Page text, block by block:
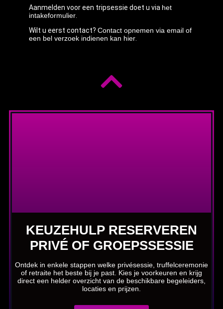
Aanmelden voor een tripsessie doet u via het
intakeformulier.
Wilt u eerst contact? Contact opnemen via email of
een bel verzoek indienen kan hier.
KEUZEHULP RESERVEREN
PRIVÉ OF GROEPSSESSIE
Ontdek in enkele stappen welke privésessie, truffelceremonie
of retraite het beste bij je past. Kies je voorkeuren en krijg
direct een helder overzicht van de beschikbare begeleiders,
locaties en prijzen.